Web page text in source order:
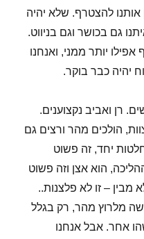
להצטרף. שלא יהיה
גם בכושר וגם בניווט.
יותר ממני, ואנחנו
יהיה כבר בוקר.
רן ואביב נקצוענים.
הולכים מהר ורצים גם
יחד, זה פשוט
הוא אצן וזה פשוט
מבין – זו לא פלצנות..
מלרוץ מהר, רק בגלל
אחר. אבל אנחנו